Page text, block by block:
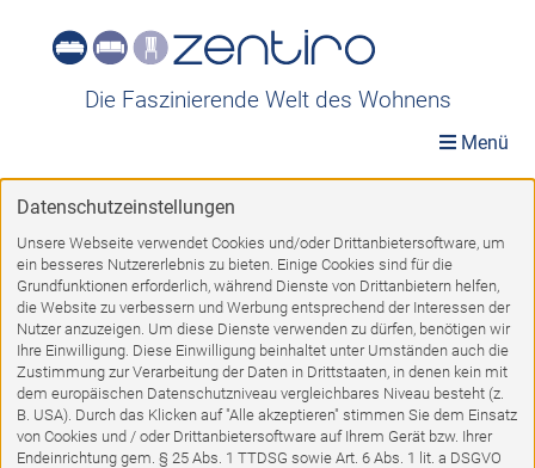
Die Faszinierende Welt des Wohnens
Menü
Spiegel
%
Datenschutzeinstellungen
Unsere Webseite verwendet Cookies und/oder Drittanbietersoftware, um
ein besseres Nutzererlebnis zu bieten. Einige Cookies sind für die
Grundfunktionen erforderlich, während Dienste von Drittanbietern helfen,
die Website zu verbessern und Werbung entsprechend der Interessen der
Nutzer anzuzeigen. Um diese Dienste verwenden zu dürfen, benötigen wir
Ihre Einwilligung. Diese Einwilligung beinhaltet unter Umständen auch die
Zustimmung zur Verarbeitung der Daten in Drittstaaten, in denen kein mit
dem europäischen Datenschutzniveau vergleichbares Niveau besteht (z.
B. USA). Durch das Klicken auf "Alle akzeptieren" stimmen Sie dem Einsatz
von Cookies und / oder Drittanbietersoftware auf Ihrem Gerät bzw. Ihrer
Endeinrichtung gem. § 25 Abs. 1 TTDSG sowie Art. 6 Abs. 1 lit. a DSGVO